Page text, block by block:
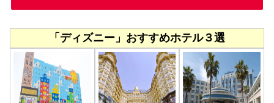
「ディズニー」おすすめホテル３選